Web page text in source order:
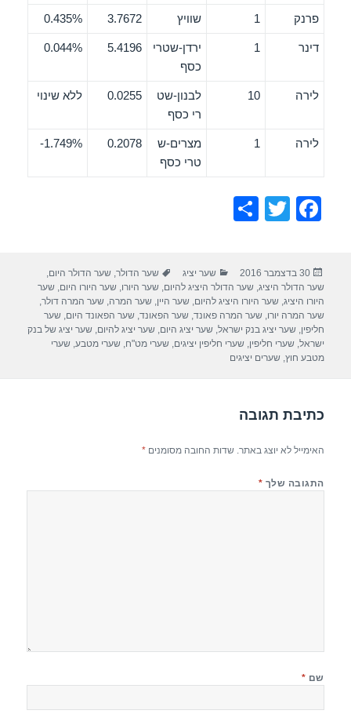
פרנק 1 שוויץ 3.7672
0.435%
דינר 1
ירדן-שטרי
כסף
5.4196
0.044%
לירה 10
לבנון-שט
רי כסף
0.0255 ללא שינוי
לירה 1
מצרים-ש
טרי כסף
0.2078
1.749%-
F
e
b
o
o
T
er
e
פורסם
בתאריך
30 בדצמבר 2016 קטגוריות
שער יציג תגיות
שער הדולר,שער הדולר היום,
שער הדולר היציג,שער הדולר היציג להיום,שער היורו,שער היורו היום,שער
היורו היציג,שער היורו היציג להיום,שער היין,שער המרה,שער המרה דולר,
שער המרה יורו,שער המרה פאונד,שער הפאונד,שער הפאונד היום,שער
חליפין,שער יציג בנק ישראל,שער יציג היום,שער יציג להיום,שער יציג של בנק
ישראל,שערי חליפין,שערי חליפין יציגים,שערי מט"ח,שערי מטבע,שערי
מטבע חוץ,שערים יציגים
כתיבת תגובה
האימייל לא יוצג באתר. שדות החובה מסומנים*
התגובה שלך *
שם *